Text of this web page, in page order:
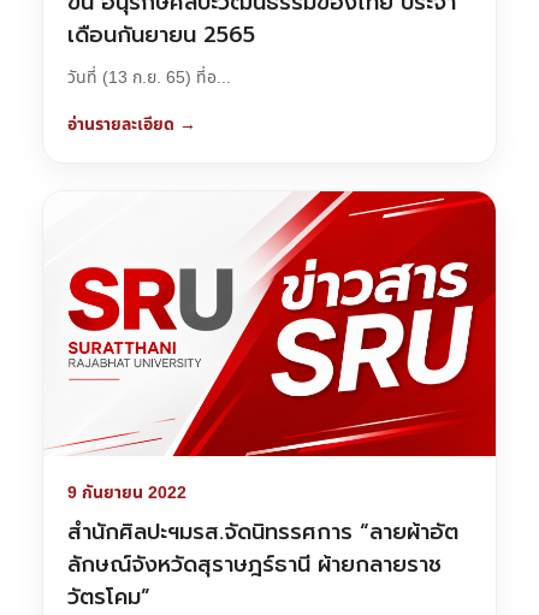
เดือนกันยายน 2565
วันที่ (13 ก.ย. 65) ที่อ...
อ่านรายละเอียด →
9 กันยายน 2022
สำนักศิลปะฯมรส.จัดนิทรรศการ “ลายผ้าอัต
ลักษณ์จังหวัดสุราษฎร์ธานี ผ้ายกลายราช
วัตรโคม”